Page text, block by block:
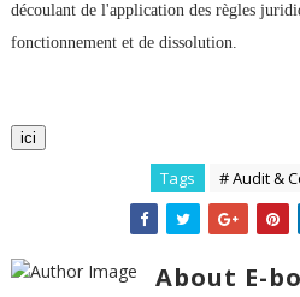
découlant de l'application des règles
fonctionnement et de dissolution.
ici
Tags # Audit &
About E-